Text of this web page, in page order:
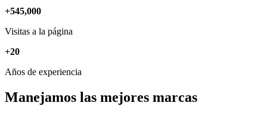
+545,000
Visitas a la página
+20
Años de experiencia
Manejamos las mejores marcas